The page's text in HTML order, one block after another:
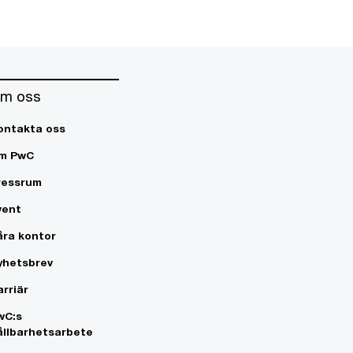
oss
oss
PwC
kontor